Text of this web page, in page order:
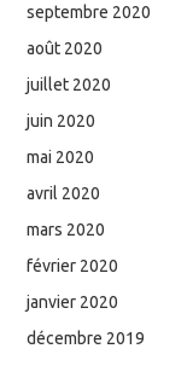
septembre 2020
août 2020
juillet 2020
juin 2020
mai 2020
avril 2020
mars 2020
février 2020
janvier 2020
décembre 2019